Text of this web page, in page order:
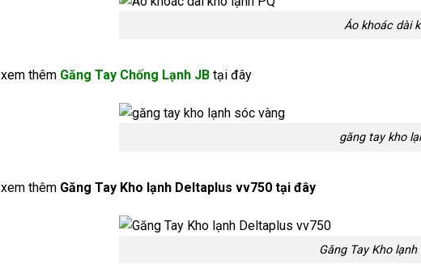
Áo khoác dài
xem thêm Găng Tay Chống Lạnh JB tại đây
găng tay kho
xem thêm Găng Tay Kho lạnh Deltaplus vv750 tại đây
Găng Tay Kho